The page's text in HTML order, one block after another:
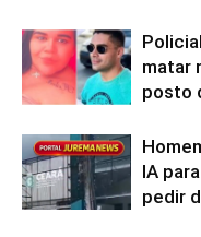
matar
posto
IA
pedir